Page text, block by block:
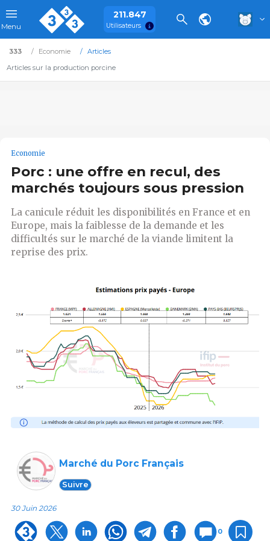
Menu
211.847
Utilisateurs
333 Economie
Articles
Articles sur la production porcine
Economie
Porc : une offre en recul, des
marchés toujours sous pression
La canicule réduit les disponibilités en France et en
Europe, mais la faiblesse de la demande et les
difficultés sur le marché de la viande limitent la
reprise des prix.
Marché du Porc Français
Suivre
30 Juin 2026
0